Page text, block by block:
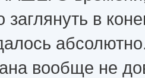
заглянуть в
вообще не